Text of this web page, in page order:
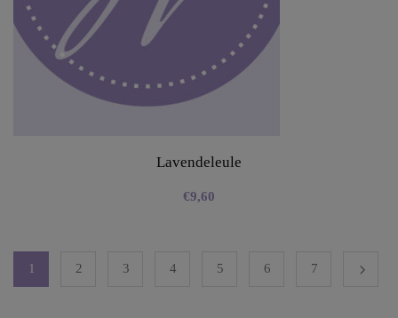
Lavendeleule
€9,60
1 2 3 4 5 6 7